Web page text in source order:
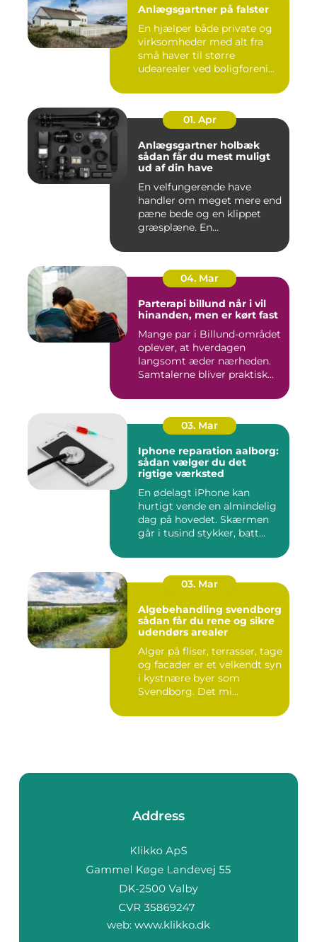
Anlægsgartner på falster
En hjælper både private og
virksomheder med alt fra
små haver til større
udearealer ved boligforeni...
01. Apr
Anlægsgartner holbæk
sådan får du mest muligt
ud af din have
En velfungerende have
handler om meget mere end
pæne bede og en klippet
græsplæne. En
04. Mar
Parterapi billund når i vil
hinanden, men er kørt fast
Mange par i Billund-området
oplever, at hverdagen
langsomt æder nærheden.
Samtalerne bliver praktisk...
03. Mar
Iphone reparation aalborg:
sådan vælger du det
rigtige værksted
En ødelagt iPhone kan
hurtigt vende en almindelig
dag på hovedet. Skærmen
går i tusind stykker, batt...
03. Mar
Algebehandling svendborg
sådan får du rene og sikre
udendørs arealer
Alger på fliser, terrasser, tage
og facader er et velkendt syn
i kystnære byer som
Svendborg. Det mi...
Address
web: www.klikko.dk